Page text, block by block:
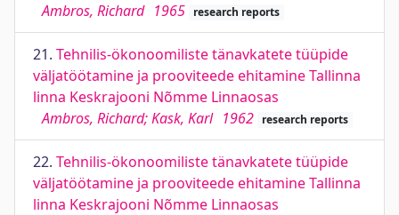
Ambros, Richard 1965 research reports
21. Tehnilis-ökonoomiliste tänavkatete tüüpide
väljatöötamine ja prooviteede ehitamine Tallinna
linna Keskrajooni Nõmme Linnaosas
Ambros, Richard; Kask, Karl 1962 research reports
22. Tehnilis-ökonoomiliste tänavkatete tüüpide
väljatöötamine ja prooviteede ehitamine Tallinna
linna Keskrajooni Nõmme Linnaosas